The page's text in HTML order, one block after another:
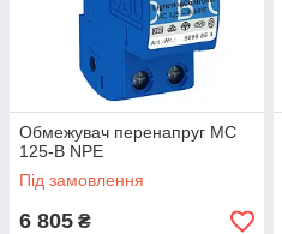
Обмежувач перенапруг MC
125-B NPE
Під замовлення
6 805 ₴